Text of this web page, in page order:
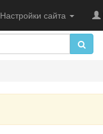
Настройки сайта